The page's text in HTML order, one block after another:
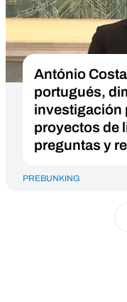
António
portugués,
investigación
proyectos de
preguntas y
PREBUNKING